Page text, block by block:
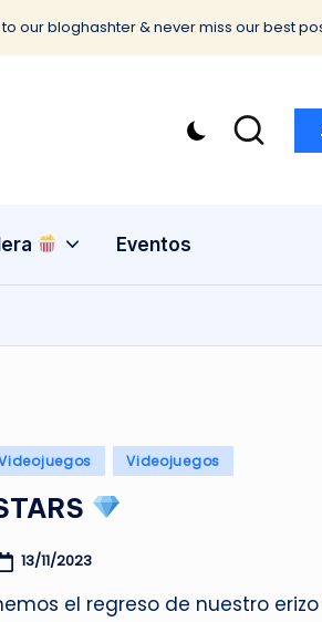
our bloghashter & never miss our best
Eventos
Videojuegos
13/11/2023
el regreso de nuestro